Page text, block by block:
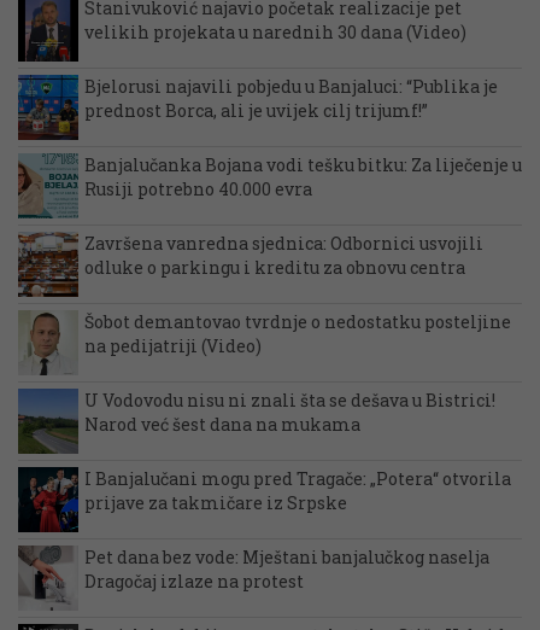
Stanivuković najavio početak realizacije pet
velikih projekata u narednih 30 dana (Video)
Bjelorusi najavili pobjedu u Banjaluci: “Publika je
prednost Borca, ali je uvijek cilj trijumf!”
Banjalučanka Bojana vodi tešku bitku: Za liječenje u
Rusiji potrebno 40.000 evra
Završena vanredna sjednica: Odbornici usvojili
odluke o parkingu i kreditu za obnovu centra
Šobot demantovao tvrdnje o nedostatku posteljine
na pedijatriji (Video)
U Vodovodu nisu ni znali šta se dešava u Bistrici!
Narod već šest dana na mukama
I Banjalučani mogu pred Tragače: „Potera“ otvorila
prijave za takmičare iz Srpske
Pet dana bez vode: Mještani banjalučkog naselja
Dragočaj izlaze na protest